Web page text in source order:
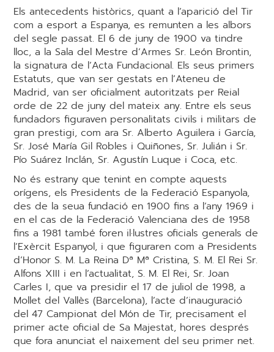
Els antecedents històrics, quant a l’aparició del Tir
com a esport a Espanya, es remunten a les albors
del segle passat. El 6 de juny de 1900 va tindre
lloc, a la Sala del Mestre d’Armes Sr. León Brontin,
la signatura de l’Acta Fundacional. Els seus primers
Estatuts, que van ser gestats en l’Ateneu de
Madrid, van ser oficialment autoritzats per Reial
orde de 22 de juny del mateix any. Entre els seus
fundadors figuraven personalitats civils i militars de
gran prestigi, com ara Sr. Alberto Aguilera i García,
Sr. José María Gil Robles i Quiñones, Sr. Julián i Sr.
Pío Suárez Inclán, Sr. Agustín Luque i Coca, etc.
No és estrany que tenint en compte aquests
orígens, els Presidents de la Federació Espanyola,
des de la seua fundació en 1900 fins a l’any 1969 i
en el cas de la Federació Valenciana des de 1958
fins a 1981 també foren il·lustres oficials generals de
l’Exèrcit Espanyol, i que figuraren com a Presidents
d’Honor S. M. La Reina Dª Mª Cristina, S. M. El Rei Sr.
Alfons XIII i en l’actualitat, S. M. El Rei, Sr. Joan
Carles I, que va presidir el 17 de juliol de 1998, a
Mollet del Vallès (Barcelona), l’acte d’inauguració
del 47 Campionat del Món de Tir, precisament el
primer acte oficial de Sa Majestat, hores després
que fora anunciat el naixement del seu primer net.